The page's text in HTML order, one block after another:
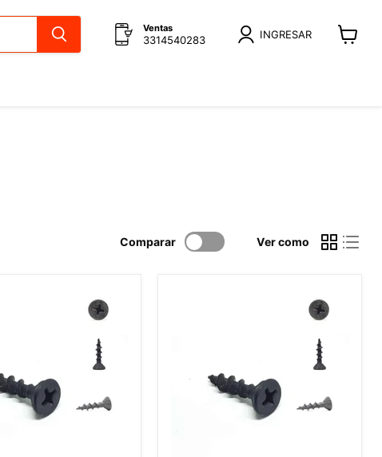
Ventas
3314540283 INGRESAR
Comparar Ver como